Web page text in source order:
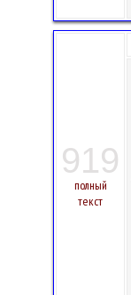
919
полный
текст